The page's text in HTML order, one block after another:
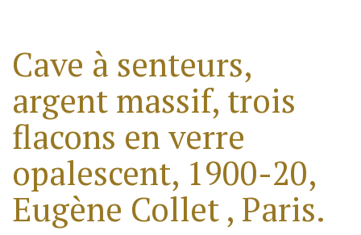
Cave à senteurs,
argent massif, trois
flacons en verre
opalescent, 1900-20,
Eugène Collet , Paris.